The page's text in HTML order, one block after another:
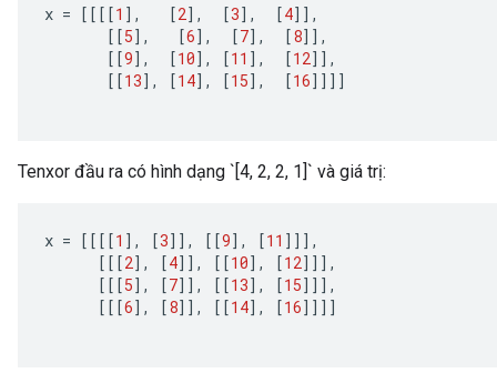
x = [[[[1 ] , [2] , [3] , [4]] ,
[[5] , [6] , [7] , [8]] ,
[[9] , [10] , [11 ] , [12]] ,
[[13] , [14] , [15] , [16]]]]
Tenxor đầu ra có hình dạng `[4, 2, 2, 1]` và giá trị:
x = [[[[1 ] , [3]] , [[9] , [11 ]]] ,
[[[2] , [4]] , [[10] , [12]]] ,
[[[5] , [7]] , [[13] , [15]]] ,
[[[6] , [8]] , [[14] , [16]]]]